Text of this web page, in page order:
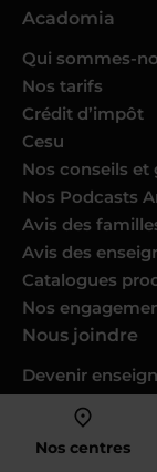
Nos centres
Acadomia
Qui sommes-
Nos tarifs
Crédit d’impôt
Cesu
Nos conseils et
Nos Podcasts
Avis des
Avis des
Catalogues
Nos
Nous joindre
Devenir
Devenir
Trouver un
Donner des